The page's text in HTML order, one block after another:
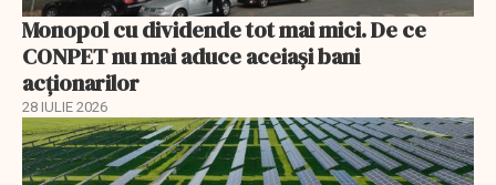
Monopol cu dividende tot mai mici. De ce
CONPET nu mai aduce aceiași bani
acționarilor
28 IULIE 2026